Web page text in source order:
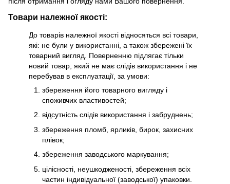
Товари належної якості:
До товарів належної якості відносяться всі товари,
які: не були у використанні, а також збережені їх
товарний вигляд. Поверненню підлягає тільки
новий товар, який не має слідів використання і не
перебував в експлуатації, за умови:
збереження його товарного вигляду і
споживчих властивостей;
відсутність слідів використання і забруднень;
збереження пломб, ярликів, бирок, захисних
плівок;
збереження заводського маркування;
цілісності, неушкодженості, збереження всіх
частин індивідуальної (заводської) упаковки.